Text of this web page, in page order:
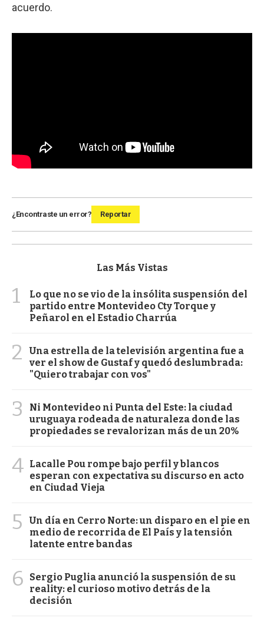
acuerdo.
¿Encontraste un error? Reportar
Las Más Vistas
1
Lo que no se vio de la insólita suspensión del
partido entre Montevideo Cty Torque y
Peñarol en el Estadio Charrúa
2
Una estrella de la televisión argentina fue a
ver el show de Gustaf y quedó deslumbrada:
"Quiero trabajar con vos"
3
Ni Montevideo ni Punta del Este: la ciudad
uruguaya rodeada de naturaleza donde las
propiedades se revalorizan más de un 20%
4 Lacalle Pou rompe bajo perfil y blancos
esperan con expectativa su discurso en acto
en Ciudad Vieja
5
Un día en Cerro Norte: un disparo en el pie en
medio de recorrida de El País y la tensión
latente entre bandas
6
Sergio Puglia anunció la suspensión de su
reality: el curioso motivo detrás de la
decisión